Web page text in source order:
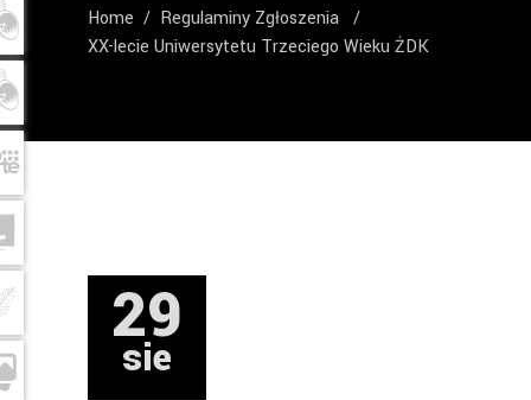
Home / Regulaminy Zgłoszenia /
XX-lecie Uniwersytetu Trzeciego Wieku ŻDK
29
sie